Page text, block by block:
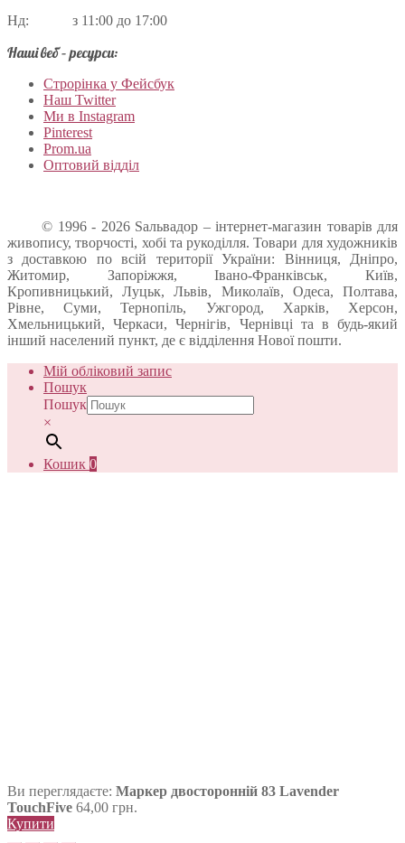
Нд: з 11:00 до 17:00
Наші веб – ресурси:
Строрінка у Фейсбук
Наш Twitter
Ми в Instagram
Pinterest
Prom.ua
Оптовий відділ
© 1996 - 2026 Sальвадор – інтернет-магазин товарів для
живопису, творчості, хобі та рукоділля. Товари для художників
з доставкою по всій території України: Вінниця, Дніпро,
Житомир, Запоріжжя, Івано-Франківськ, Київ,
Кропивницький, Луцьк, Львів, Миколаїв, Одеса, Полтава,
Рівне, Суми, Тернопіль, Ужгород, Харків, Херсон,
Хмельницький, Черкаси, Чернігів, Чернівці та в будь-який
інший населений пункт, де є відділення Нової пошти.
Мій обліковий запис
Пошук
Пошук
×
Кошик 0
Ви переглядаєте: Маркер двосторонній 83 Lavender
TouchFive 64,00 грн.
Купити